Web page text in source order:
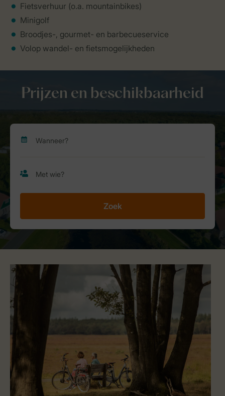
Fietsverhuur (o.a. mountainbikes)
Minigolf
Broodjes-, gourmet- en barbecueservice
Volop wandel- en fietsmogelijkheden
Prijzen en beschikbaarheid
Zoek